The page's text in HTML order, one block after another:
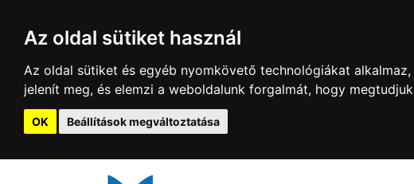
Az oldal sütiket használ
Az oldal sütiket és egyéb nyomkövető technológiákat
jelenít meg, és elemzi a weboldalunk forgalmát, hogy
OK Beállítások megváltoztatása